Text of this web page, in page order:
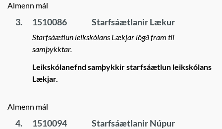
Almenn mál
3. 1510086 Starfsáætlanir Lækur
Starfsáætlun leikskólans Lækjar lögð fram til
samþykktar.
Leikskólanefnd samþykkir starfsáætlun leikskólans
Lækjar.
Almenn mál
4. 1510094 Starfsáætlanir Núpur